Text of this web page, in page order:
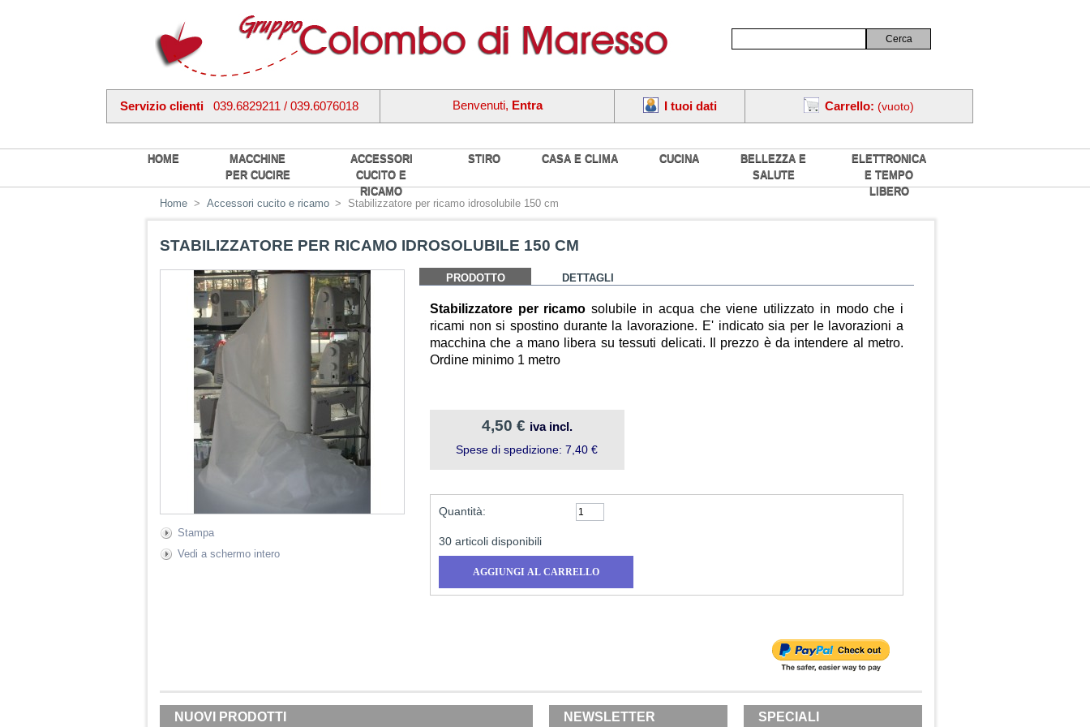
HOME
MACCHINE
PER CUCIRE
ACCESSORI
CUCITO E
RICAMO
STIRO CASA E CLIMA CUCINA
BELLEZZA E
SALUTE
ELETTRONICA
E TEMPO
LIBERO
Servizio clienti 039.6829211 / 039.6076018 Carrello: (vuoto)
I tuoi dati
Benvenuti, Entra
Home > Accessori cucito e ricamo > Stabilizzatore per ricamo idrosolubile 150 cm
STABILIZZATORE PER RICAMO IDROSOLUBILE 150 CM
Stampa
Vedi a schermo intero
PRODOTTO DETTAGLI
Stabilizzatore per ricamo solubile in acqua che viene utilizzato in modo che i
ricami non si spostino durante la lavorazione. E' indicato sia per le lavorazioni a
macchina che a mano libera su tessuti delicati. Il prezzo è da intendere al metro.
Ordine minimo 1 metro
4,50 € iva incl.
Spese di spedizione: 7,40 €
Quantità:
30 articoli disponibili
NUOVI PRODOTTI NEWSLETTER SPECIALI